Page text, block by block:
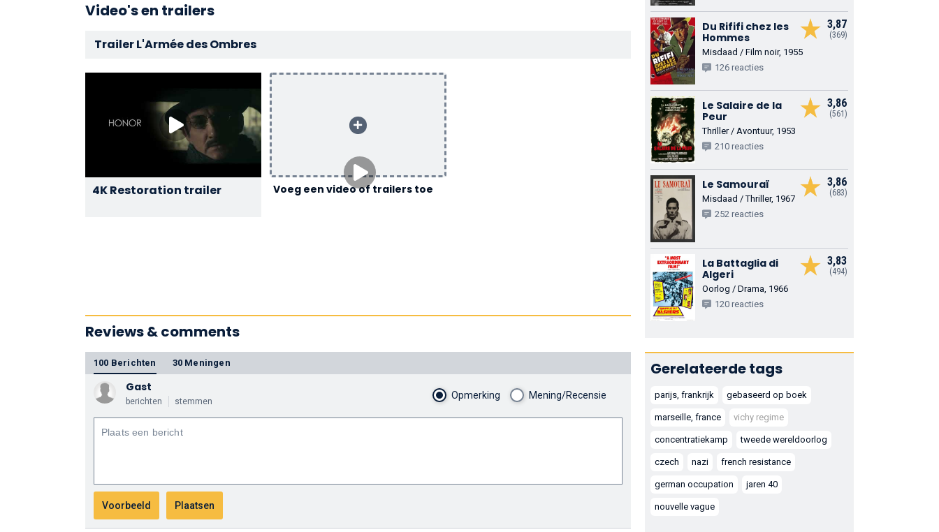
Video's en trailers
Trailer L'Armée des Ombres
4K Restoration trailer Voeg een video of trailers toe
Reviews & comments
100 Berichten 30 Meningen
Gast
berichten stemmen
Opmerking Mening/Recensie
3,87
(369)
Du Rififi chez les
Hommes
Misdaad / Film noir, 1955
126 reacties
3,86
(561)
Le Salaire de la
Peur
Thriller / Avontuur, 1953
210 reacties
3,86
(683)
Le Samouraï
Misdaad / Thriller, 1967
252 reacties
3,83
(494)
La Battaglia di
Algeri
Oorlog / Drama, 1966
120 reacties
Gerelateerde tags
parijs, frankrijk gebaseerd op boek
marseille, france vichy regime
concentratiekamp tweede wereldoorlog
czech nazi french resistance
german occupation jaren 40
nouvelle vague